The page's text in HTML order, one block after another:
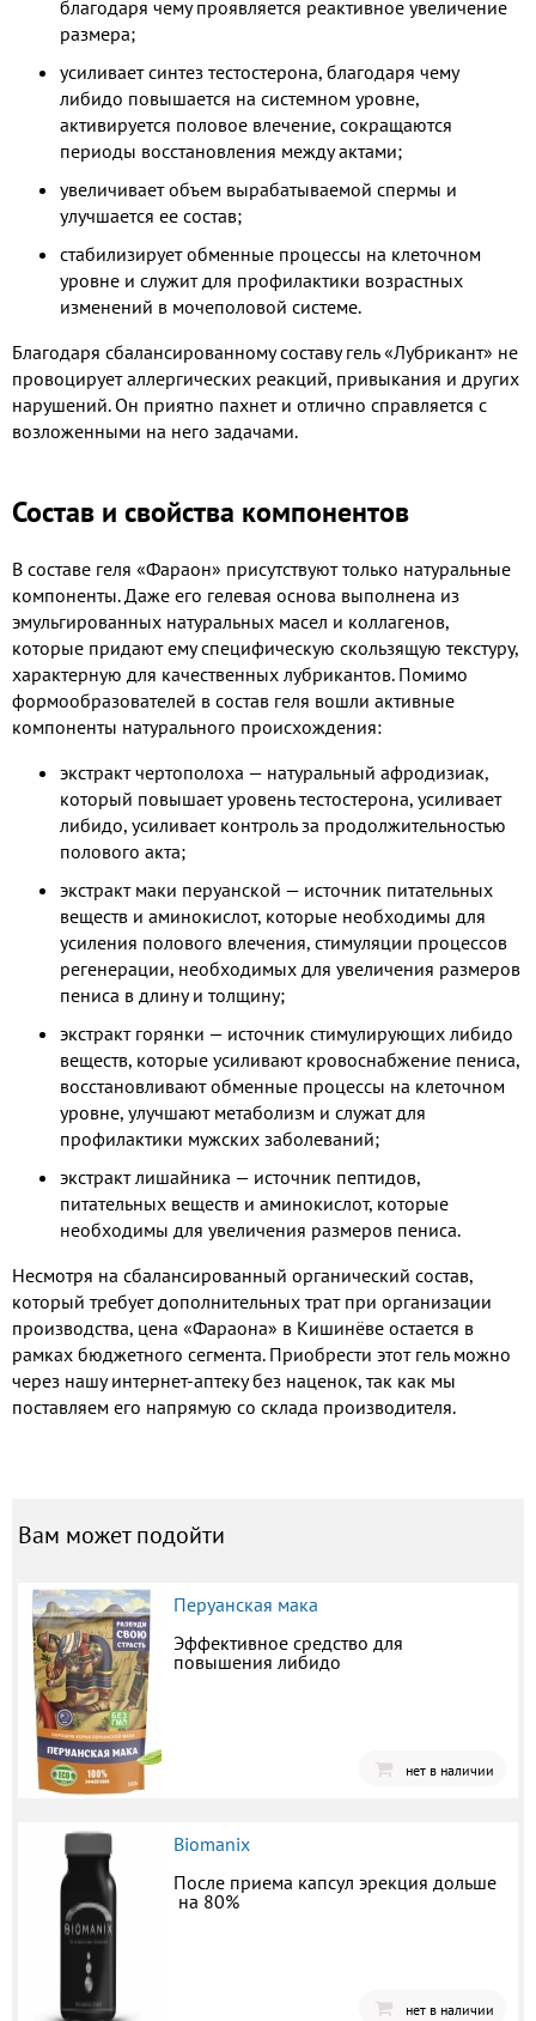
благодаря чему проявляется реактивное увеличение
размера;
усиливает синтез тестостерона, благодаря чему
либидо повышается на системном уровне,
активируется половое влечение, сокращаются
периоды восстановления между актами;
увеличивает объем вырабатываемой спермы и
улучшается ее состав;
стабилизирует обменные процессы на клеточном
уровне и служит для профилактики возрастных
изменений в мочеполовой системе.
Благодаря сбалансированному составу гель «Лубрикант» не
провоцирует аллергических реакций, привыкания и других
нарушений. Он приятно пахнет и отлично справляется с
возложенными на него задачами.
Состав и свойства компонентов
В составе геля «Фараон» присутствуют только натуральные
компоненты. Даже его гелевая основа выполнена из
эмульгированных натуральных масел и коллагенов,
которые придают ему специфическую скользящую текстуру,
характерную для качественных лубрикантов. Помимо
формообразователей в состав геля вошли активные
компоненты натурального происхождения:
экстракт чертополоха — натуральный афродизиак,
который повышает уровень тестостерона, усиливает
либидо, усиливает контроль за продолжительностью
полового акта;
экстракт маки перуанской — источник питательных
веществ и аминокислот, которые необходимы для
усиления полового влечения, стимуляции процессов
регенерации, необходимых для увеличения размеров
пениса в длину и толщину;
экстракт горянки — источник стимулирующих либидо
веществ, которые усиливают кровоснабжение пениса,
восстановливают обменные процессы на клеточном
уровне, улучшают метаболизм и служат для
профилактики мужских заболеваний;
экстракт лишайника — источник пептидов,
питательных веществ и аминокислот, которые
необходимы для увеличения размеров пениса.
Несмотря на сбалансированный органический состав,
который требует дополнительных трат при организации
производства, цена «Фараона» в Кишинёве остается в
рамках бюджетного сегмента. Приобрести этот гель можно
через нашу интернет-аптеку без наценок, так как мы
поставляем его напрямую со склада производителя.
Вам может подойти
Перуанская мака
Эффективное средство для
повышения либидо
нет в наличии
Biomanix
После приема капсул эрекция дольше
на 80%
нет в наличии